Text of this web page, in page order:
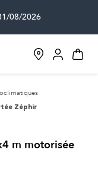
08/2026
Zéphir
m motorisée